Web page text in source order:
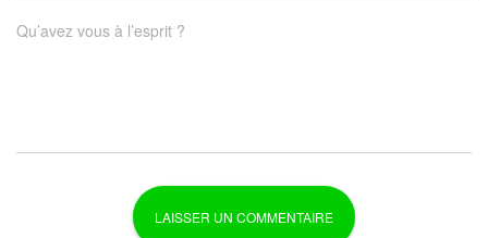
Qu’avez vous à l’esprit ?